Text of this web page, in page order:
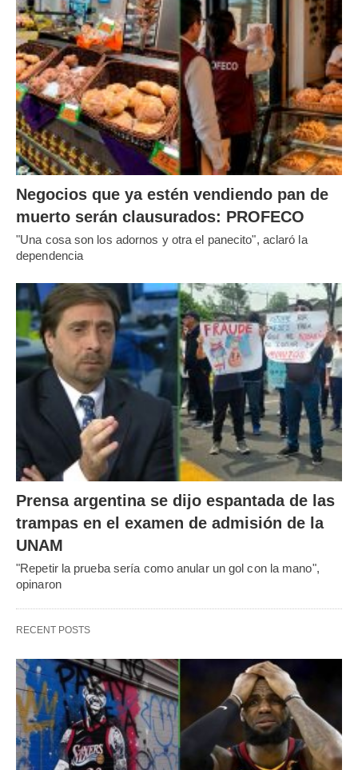
Negocios que ya estén vendiendo pan de
muerto serán clausurados: PROFECO
"Una cosa son los adornos y otra el panecito", aclaró la
dependencia
Prensa argentina se dijo espantada de las
trampas en el examen de admisión de la
UNAM
"Repetir la prueba sería como anular un gol con la mano",
opinaron
RECENT POSTS